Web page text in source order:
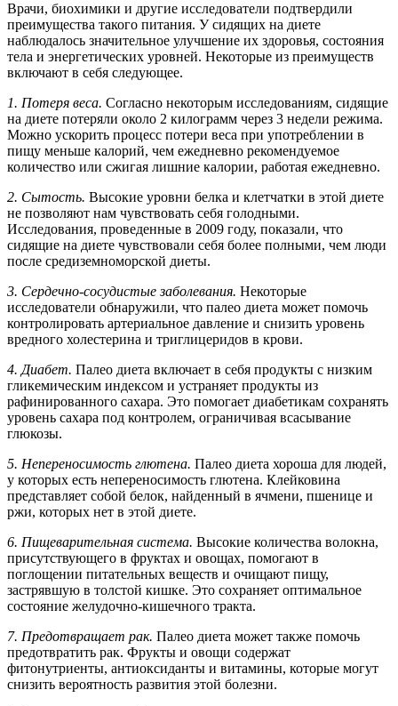
Врачи, биохимики и другие исследователи подтвердили
преимущества такого питания. У сидящих на диете
наблюдалось значительное улучшение их здоровья, состояния
тела и энергетических уровней. Некоторые из преимуществ
включают в себя следующее.
1. Потеря веса. Согласно некоторым исследованиям, сидящие
на диете потеряли около 2 килограмм через 3 недели режима.
Можно ускорить процесс потери веса при употреблении в
пищу меньше калорий, чем ежедневно рекомендуемое
количество или сжигая лишние калории, работая ежедневно.
2. Сытость. Высокие уровни белка и клетчатки в этой диете
не позволяют нам чувствовать себя голодными.
Исследования, проведенные в 2009 году, показали, что
сидящие на диете чувствовали себя более полными, чем люди
после средиземноморской диеты.
3. Сердечно-сосудистые заболевания. Некоторые
исследователи обнаружили, что палео диета может помочь
контролировать артериальное давление и снизить уровень
вредного холестерина и триглицеридов в крови.
4. Диабет. Палео диета включает в себя продукты с низким
гликемическим индексом и устраняет продукты из
рафинированного сахара. Это помогает диабетикам сохранять
уровень сахара под контролем, ограничивая всасывание
глюкозы.
5. Непереносимость глютена. Палео диета хороша для людей,
у которых есть непереносимость глютена. Клейковина
представляет собой белок, найденный в ячмени, пшенице и
ржи, которых нет в этой диете.
6. Пищеварительная система. Высокие количества волокна,
присутствующего в фруктах и овощах, помогают в
поглощении питательных веществ и очищают пищу,
застрявшую в толстой кишке. Это сохраняет оптимальное
состояние желудочно-кишечного тракта.
7. Предотвращает рак. Палео диета может также помочь
предотвратить рак. Фрукты и овощи содержат
фитонутриенты, антиоксиданты и витамины, которые могут
снизить вероятность развития этой болезни.